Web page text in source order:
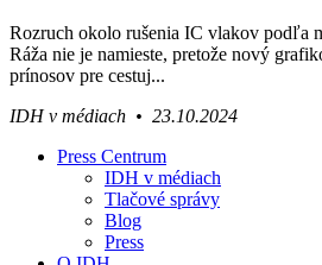
Rozruch okolo rušenia IC vlakov podľa
Ráža nie je namieste, pretože nový
prínosov pre cestuj...
IDH v médiach • 23.10.2024
Váš sprievodca svetom
ekonomiky
Press Centrum
IDH v médiach
Tlačové správy
Blog
Press